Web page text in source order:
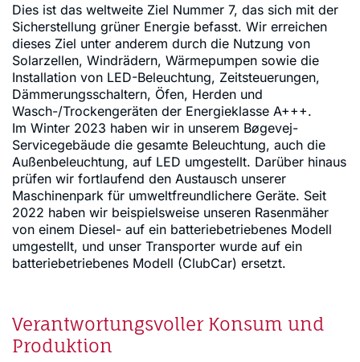
Dies ist das weltweite Ziel Nummer 7, das sich mit der
Sicherstellung grüner Energie befasst. Wir erreichen
dieses Ziel unter anderem durch die Nutzung von
Solarzellen, Windrädern, Wärmepumpen sowie die
Installation von LED-Beleuchtung, Zeitsteuerungen,
Dämmerungsschaltern, Öfen, Herden und
Wasch-/Trockengeräten der Energieklasse A+++.
Im Winter 2023 haben wir in unserem Bøgevej-
Servicegebäude die gesamte Beleuchtung, auch die
Außenbeleuchtung, auf LED umgestellt. Darüber hinaus
prüfen wir fortlaufend den Austausch unserer
Maschinenpark für umweltfreundlichere Geräte. Seit
2022 haben wir beispielsweise unseren Rasenmäher
von einem Diesel- auf ein batteriebetriebenes Modell
umgestellt, und unser Transporter wurde auf ein
batteriebetriebenes Modell (ClubCar) ersetzt.
Verantwortungsvoller Konsum und
Produktion